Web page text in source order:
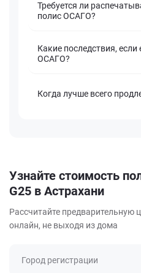
Требуется ли
полис ОСАГО?
Какие последствия, если
ОСАГО?
Когда лучше всего
Узнайте стоимость
G25 в Астрахани
Рассчитайте предварительную
онлайн, не выходя из дома
Город регистрации